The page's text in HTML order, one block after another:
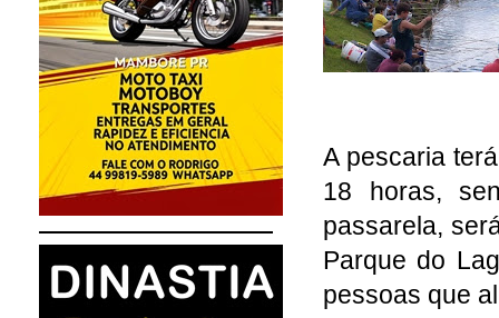
A pescaria
18 horas,
passarela,
Parque do
pessoas que